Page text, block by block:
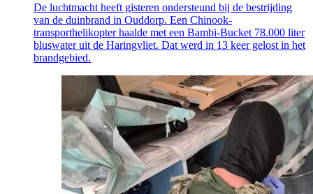
De luchtmacht heeft gisteren ondersteund bij de bestrijding
van de duinbrand in Ouddorp. Een Chinook-
transporthelikopter haalde met een Bambi-Bucket 78.000 liter
bluswater uit de Haringvliet. Dat werd in 13 keer gelost in het
brandgebied.